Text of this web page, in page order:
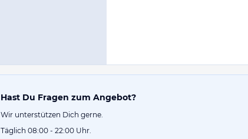
Hast Du Fragen zum Angebot?
Wir unterstützen Dich gerne.
Täglich 08:00 - 22:00 Uhr.